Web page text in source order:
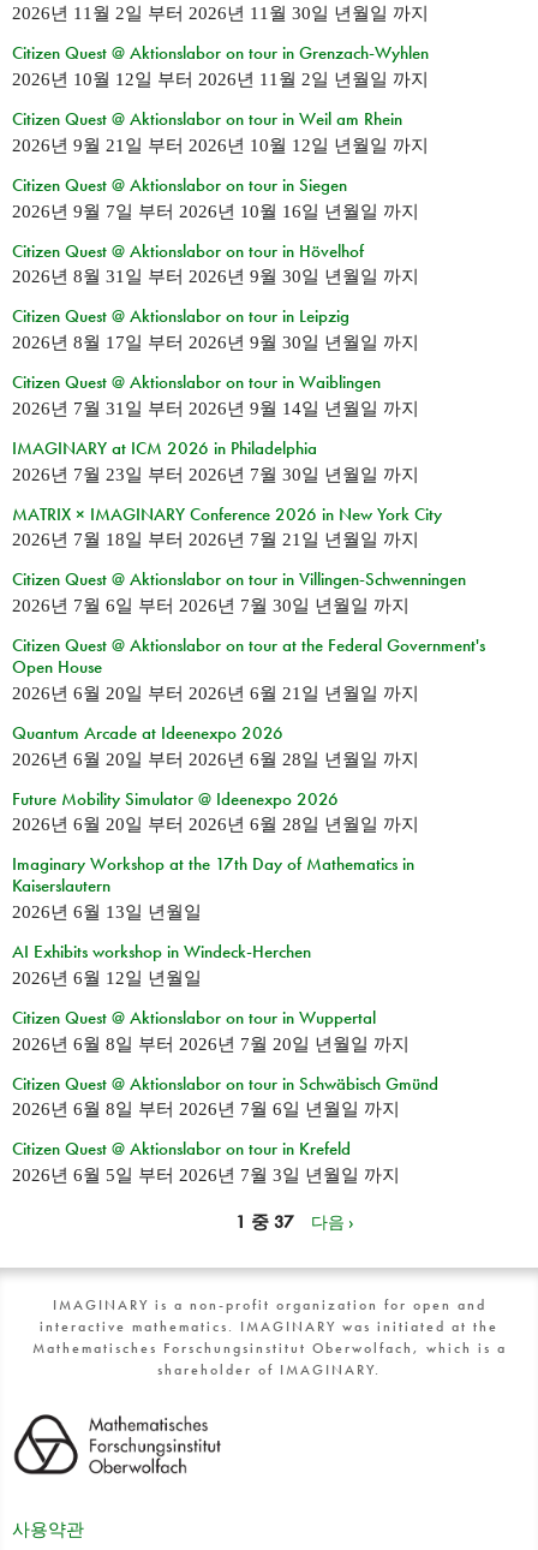
2026년 11월 2일 부터 2026년 11월 30일 년월일 까지
Citizen Quest @ Aktionslabor on tour in Grenzach-Wyhlen
2026년 10월 12일 부터 2026년 11월 2일 년월일 까지
Citizen Quest @ Aktionslabor on tour in Weil am Rhein
2026년 9월 21일 부터 2026년 10월 12일 년월일 까지
Citizen Quest @ Aktionslabor on tour in Siegen
2026년 9월 7일 부터 2026년 10월 16일 년월일 까지
Citizen Quest @ Aktionslabor on tour in Hövelhof
2026년 8월 31일 부터 2026년 9월 30일 년월일 까지
Citizen Quest @ Aktionslabor on tour in Leipzig
2026년 8월 17일 부터 2026년 9월 30일 년월일 까지
Citizen Quest @ Aktionslabor on tour in Waiblingen
2026년 7월 31일 부터 2026년 9월 14일 년월일 까지
IMAGINARY at ICM 2026 in Philadelphia
2026년 7월 23일 부터 2026년 7월 30일 년월일 까지
MATRIX × IMAGINARY Conference 2026 in New York City
2026년 7월 18일 부터 2026년 7월 21일 년월일 까지
Citizen Quest @ Aktionslabor on tour in Villingen-Schwenningen
2026년 7월 6일 부터 2026년 7월 30일 년월일 까지
Citizen Quest @ Aktionslabor on tour at the Federal Government's
Open House
2026년 6월 20일 부터 2026년 6월 21일 년월일 까지
Quantum Arcade at Ideenexpo 2026
2026년 6월 20일 부터 2026년 6월 28일 년월일 까지
Future Mobility Simulator @ Ideenexpo 2026
2026년 6월 20일 부터 2026년 6월 28일 년월일 까지
Imaginary Workshop at the 17th Day of Mathematics in
Kaiserslautern
2026년 6월 13일 년월일
AI Exhibits workshop in Windeck-Herchen
2026년 6월 12일 년월일
Citizen Quest @ Aktionslabor on tour in Wuppertal
2026년 6월 8일 부터 2026년 7월 20일 년월일 까지
Citizen Quest @ Aktionslabor on tour in Schwäbisch Gmünd
2026년 6월 8일 부터 2026년 7월 6일 년월일 까지
Citizen Quest @ Aktionslabor on tour in Krefeld
2026년 6월 5일 부터 2026년 7월 3일 년월일 까지
1 중 37 다음 ›
IMAGINARY is a non-profit organization for open and
interactive mathematics. IMAGINARY was initiated at the
Mathematisches Forschungsinstitut Oberwolfach, which is a
shareholder of IMAGINARY.
사용약관